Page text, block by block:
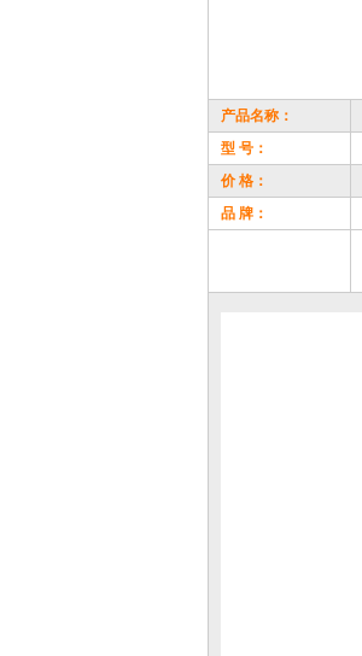
产品名称：
型 号：
价 格：
品 牌：